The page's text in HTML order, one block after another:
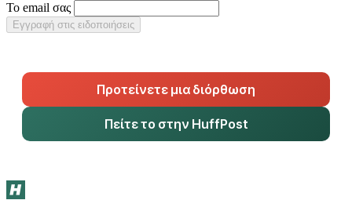
Το email σας
Εγγραφή στις ειδοποιήσεις
Προτείνετε μια διόρθωση
Πείτε το στην HuffPost